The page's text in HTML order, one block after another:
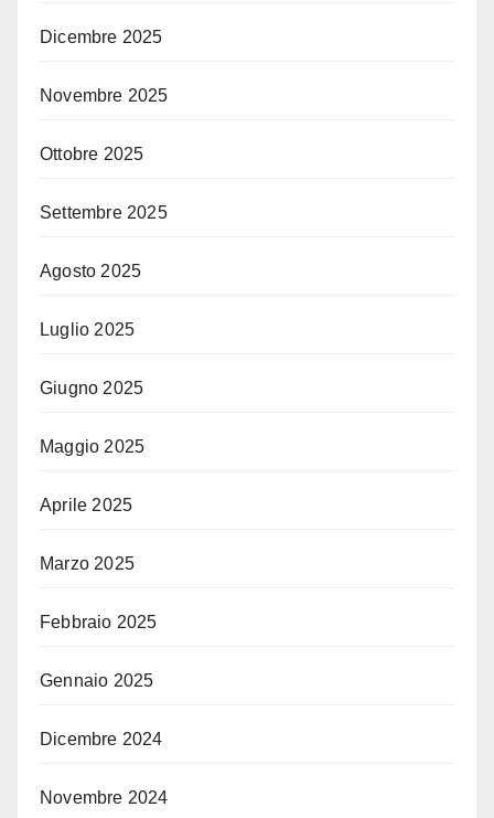
Dicembre 2025
Novembre 2025
Ottobre 2025
Settembre 2025
Agosto 2025
Luglio 2025
Giugno 2025
Maggio 2025
Aprile 2025
Marzo 2025
Febbraio 2025
Gennaio 2025
Dicembre 2024
Novembre 2024